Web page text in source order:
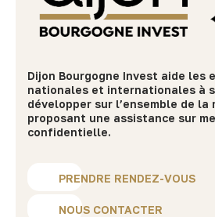
Dijon Bourgogne Invest aide les
nationales et internationales à
développer sur l’ensemble de la
proposant une assistance sur
confidentielle.
PRENDRE RENDEZ-VOUS
NOUS CONTACTER